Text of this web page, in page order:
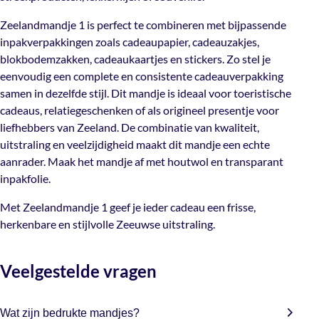
Enkel- of
Dubbelzijdige
opdruk
Dubbelzijdig
consistente cadeauverpakking samen in dezelfde stijl. Dit
mandje is ideaal voor toeristische cadeaus,
relatiegeschenken of als origineel presentje voor
liefhebbers van Zeeland. De combinatie van kwaliteit,
uitstraling en veelzijdigheid maakt dit mandje een echte
aanrader. Maak het mandje af methoutwol en
transparant inpakfolie.
Met Zeelandmandje 1 geef je ieder cadeau een frisse,
herkenbare en stijlvolle Zeeuwse uitstraling.
Zeelandmandje 1 is perfect te combineren met bijpassende
inpakverpakkingen zoals cadeaupapier, cadeauzakjes,
blokbodemzakken, cadeaukaartjes en stickers. Zo stel je
eenvoudig een complete en consistente cadeauverpakking
samen in dezelfde stijl. Dit mandje is ideaal voor toeristische
cadeaus, relatiegeschenken of als origineel presentje voor
liefhebbers van Zeeland. De combinatie van kwaliteit,
uitstraling en veelzijdigheid maakt dit mandje een echte
aanrader. Maak het mandje af met houtwol en transparant
inpakfolie.
Met Zeelandmandje 1 geef je ieder cadeau een frisse,
herkenbare en stijlvolle Zeeuwse uitstraling.
Veelgestelde vragen
Wat zijn bedrukte mandjes?